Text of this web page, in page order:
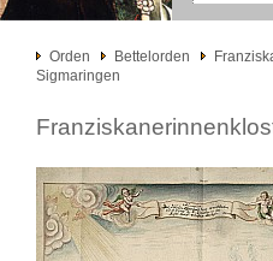
Orden Bettelorden
Sigmaringen